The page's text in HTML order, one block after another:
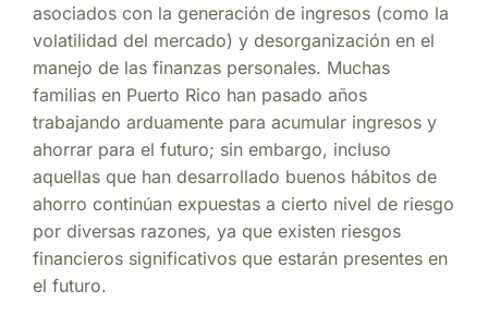
asociados con la generación de ingresos (como la
volatilidad del mercado) y desorganización en el
manejo de las finanzas personales. Muchas
familias en Puerto Rico han pasado años
trabajando arduamente para acumular ingresos y
ahorrar para el futuro; sin embargo, incluso
aquellas que han desarrollado buenos hábitos de
ahorro continúan expuestas a cierto nivel de riesgo
por diversas razones, ya que existen riesgos
financieros significativos que estarán presentes en
el futuro.